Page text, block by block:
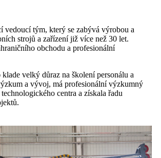
vedoucí tým, který se zabývá výrobou a
strojů a zařízení již více než 30 let.
velký důraz na školení personálu a
a vývoj, má profesionální výzkumný